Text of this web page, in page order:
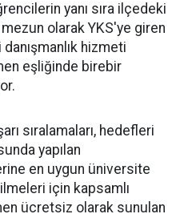
yanı sıra ilçedeki
olarak YKS'ye giren
hizmeti
eşliğinde birebir
sıralamaları, hedefleri
yapılan
en uygun üniversite
için kapsamlı
ücretsiz olarak sunulan